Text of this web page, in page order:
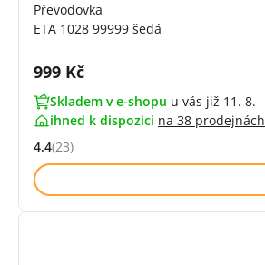
Převodovka
ETA 1028 99999 šedá
Cena s DPH:
999 Kč
Skladem v e-shopu u vás již 11. 8.
ihned k dispozici na 38 prodejnách
Hodnocení: 4.4 z 5 (23 recenzí)
4.4(23)